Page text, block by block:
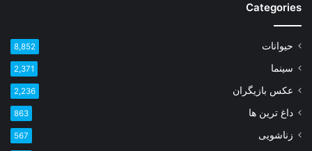
Categories
حیوانات 8,852
سینما 2,371
عکس بازیگران 2,236
داغ ترین ها 863
زناشویی 567